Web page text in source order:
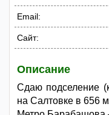
Email:
Сайт:
Описание
Сдаю подселение
на Салтовке в 656